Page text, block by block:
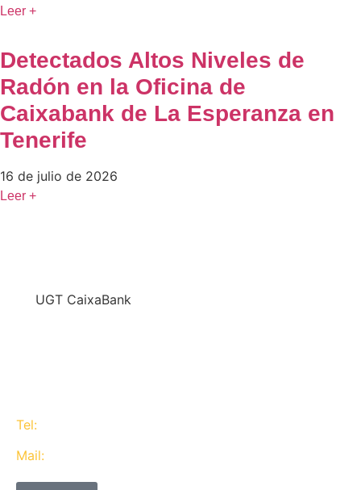
Leer +
Detectados Altos Niveles de
Radón en la Oficina de
Caixabank de La Esperanza en
Tenerife
16 de julio de 2026
Leer +
UGT CaixaBank
Tel:
Mail: